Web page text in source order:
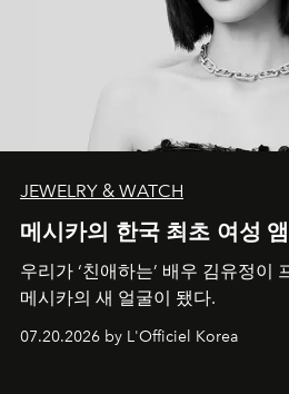
JEWELRY & WATCH
메시카의 한국 최초 여성
우리가 ‘친애하는’ 배우 김유정이
메시카의 새 얼굴이 됐다.
07.20.2026 by L'Officiel Korea